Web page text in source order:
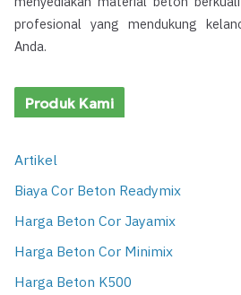
profesional yang mendukung
Anda.
Produk Kami
Artikel
Biaya Cor Beton Readymix
Harga Beton Cor Jayamix
Harga Beton Cor Minimix
Harga Beton K500